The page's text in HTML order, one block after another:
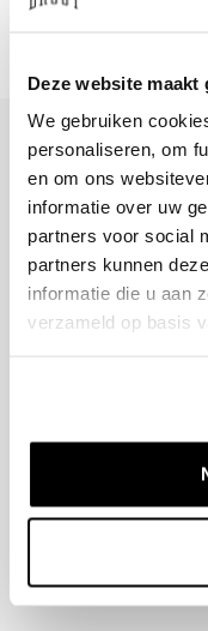
Deze website
We gebruiken
personaliseren, om
en om ons
informatie over uw
partners voor social
partners kunnen
informatie die u aan
verzameld op basis
+31 23 205 2006
info@bruut.nl
Contact Formulier
Open 11:00 - 21:00
OPENINGSTIJDEN
Helpen
Nieuwsbrief